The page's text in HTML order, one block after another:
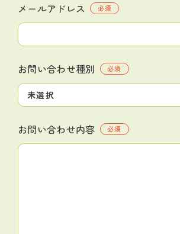
メールアドレス 必須
お問い合わせ種別 必須
お問い合わせ内容 必須